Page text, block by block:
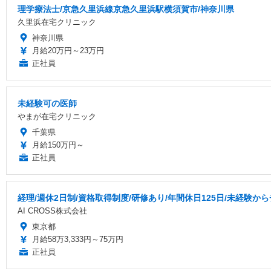
理学療法士/京急久里浜線京急久里浜駅横須賀市/神奈川県
久里浜在宅クリニック
神奈川県
月給20万円～23万円
正社員
未経験可の医師
やまが在宅クリニック
千葉県
月給150万円～
正社員
経理/週休2日制/資格取得制度/研修あり/年間休日125日/未経験か
AI CROSS株式会社
東京都
月給58万3,333円～75万円
正社員